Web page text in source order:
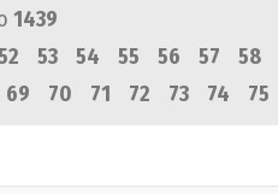
1439
53 54 55 56 57 58
69 70 71 72 73 74 75